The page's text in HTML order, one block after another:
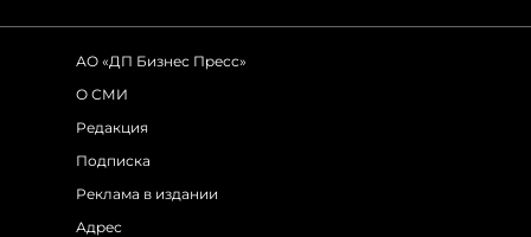
АО «ДП Бизнес Пресс»
О СМИ
Редакция
Подписка
Реклама в издании
Адрес